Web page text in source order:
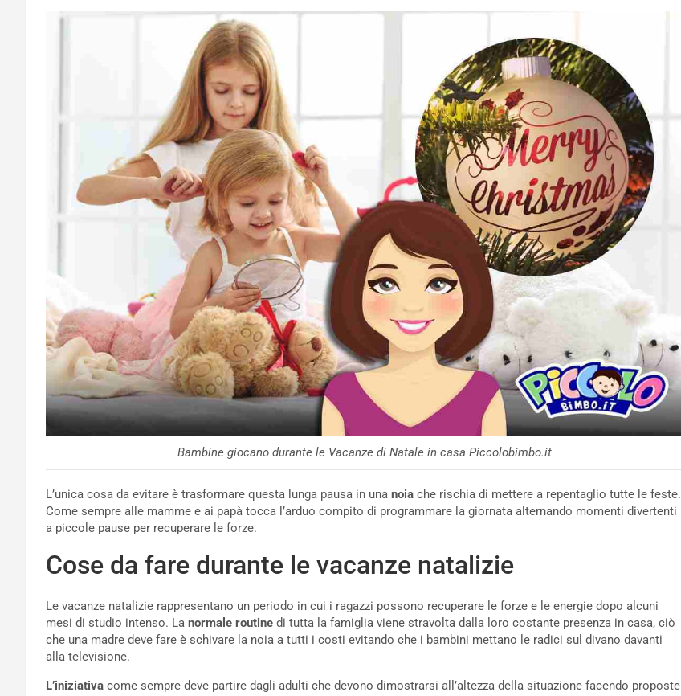
Bambine giocano durante le Vacanze di Natale in casa Piccolobimbo.it
L’unica cosa da evitare è trasformare questa lunga pausa in una noia che rischia di mettere a repentaglio tutte le feste.
Come sempre alle mamme e ai papà tocca l’arduo compito di programmare la giornata alternando momenti divertenti
a piccole pause per recuperare le forze.
Cose da fare durante le vacanze natalizie
Le vacanze natalizie rappresentano un periodo in cui i ragazzi possono recuperare le forze e le energie dopo alcuni
mesi di studio intenso. La normale routine di tutta la famiglia viene stravolta dalla loro costante presenza in casa, ciò
che una madre deve fare è schivare la noia a tutti i costi evitando che i bambini mettano le radici sul divano davanti
alla televisione.
L’iniziativa come sempre deve partire dagli adulti che devono dimostrarsi all’altezza della situazione facendo proposte